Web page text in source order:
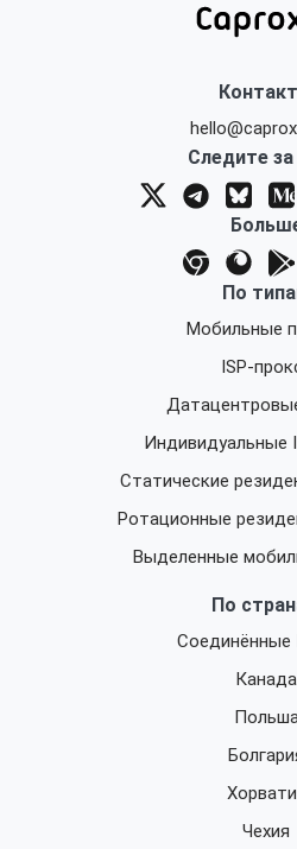
Следите
По
Мобильные
ISP-
Индивидуальные
Статические
Ротационные
Выделенные
По
Канада
Чехия